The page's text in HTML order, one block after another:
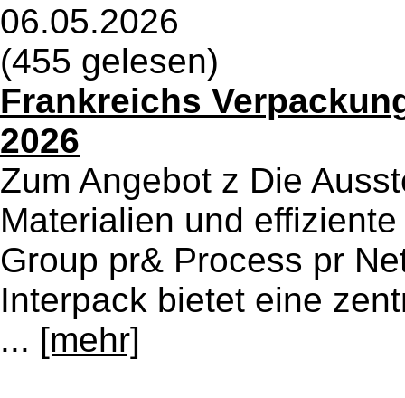
06.05.2026
(455 gelesen)
Frankreichs
2026
Zum Angebot z Die
Materialien und
Group pr& Process pr
Interpack bietet eine
... [mehr]